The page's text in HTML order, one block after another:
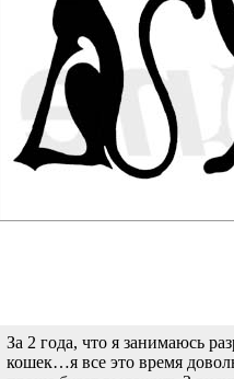
За 2 года, что я занимаюсь
кошек…я все это время